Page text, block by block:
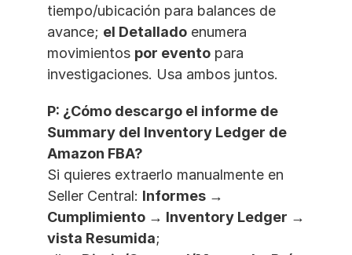
tiempo/ubicación para balances de
avance; el Detallado enumera
movimientos por evento para
investigaciones. Usa ambos juntos.
P: ¿Cómo descargo el informe de
Summary del Inventory Ledger de
Amazon FBA?
Si quieres extraerlo manualmente en
Seller Central: Informes →
Cumplimiento → Inventory Ledger →
vista Resumida;